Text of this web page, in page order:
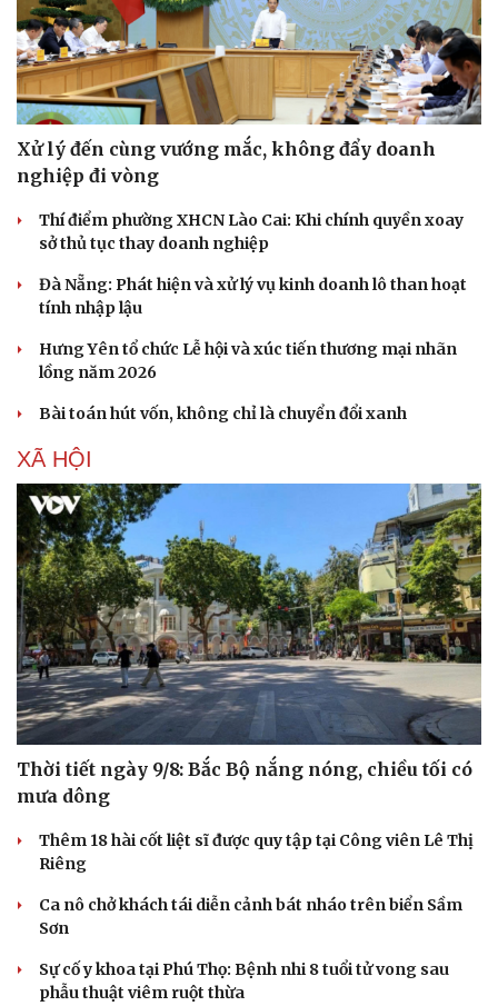
Cải chính
Xử lý đến cùng vướng mắc, không đẩy doanh
nghiệp đi vòng
Thí điểm phường XHCN Lào Cai: Khi chính quyền xoay
sở thủ tục thay doanh nghiệp
Đà Nẵng: Phát hiện và xử lý vụ kinh doanh lô than hoạt
tính nhập lậu
Hưng Yên tổ chức Lễ hội và xúc tiến thương mại nhãn
lồng năm 2026
Bài toán hút vốn, không chỉ là chuyển đổi xanh
XÃ HỘI
Thời tiết ngày 9/8: Bắc Bộ nắng nóng, chiều tối có
mưa dông
Thêm 18 hài cốt liệt sĩ được quy tập tại Công viên Lê Thị
Riêng
Ca nô chở khách tái diễn cảnh bát nháo trên biển Sầm
Sơn
Sự cố y khoa tại Phú Thọ: Bệnh nhi 8 tuổi tử vong sau
phẫu thuật viêm ruột thừa